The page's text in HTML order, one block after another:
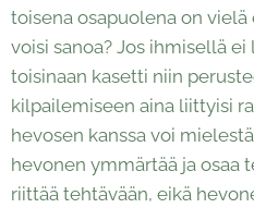
toisena osapuolena on
voisi sanoa? Jos ihmisellä
toisinaan kasetti niin
kilpailemiseen aina liittyisi
hevosen kanssa voi
hevonen ymmärtää ja osaa
riittää tehtävään, eikä